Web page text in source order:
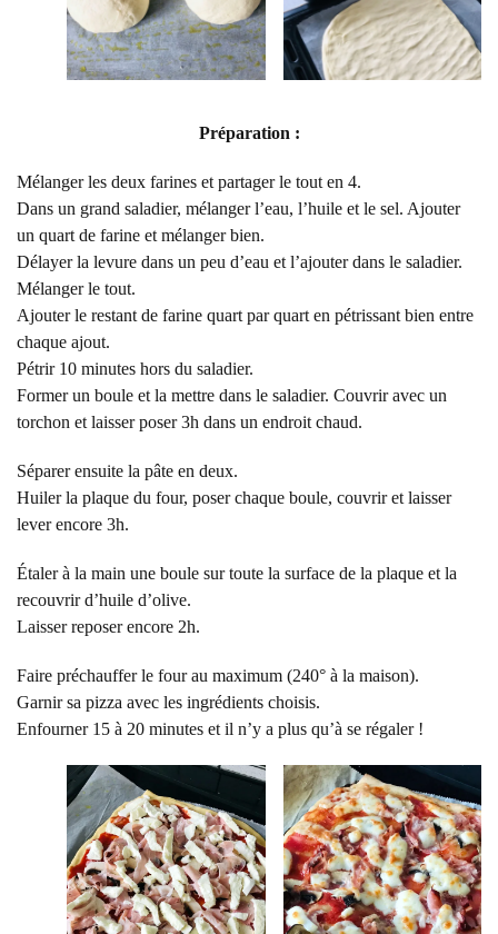
Préparation :
Mélanger les deux farines et partager le tout en 4.
Dans un grand saladier, mélanger l’eau, l’huile et le sel. Ajouter
un quart de farine et mélanger bien.
Délayer la levure dans un peu d’eau et l’ajouter dans le saladier.
Mélanger le tout.
Ajouter le restant de farine quart par quart en pétrissant bien entre
chaque ajout.
Pétrir 10 minutes hors du saladier.
Former un boule et la mettre dans le saladier. Couvrir avec un
torchon et laisser poser 3h dans un endroit chaud.
Séparer ensuite la pâte en deux.
Huiler la plaque du four, poser chaque boule, couvrir et laisser
lever encore 3h.
Étaler à la main une boule sur toute la surface de la plaque et la
recouvrir d’huile d’olive.
Laisser reposer encore 2h.
Faire préchauffer le four au maximum (240° à la maison).
Garnir sa pizza avec les ingrédients choisis.
Enfourner 15 à 20 minutes et il n’y a plus qu’à se régaler !